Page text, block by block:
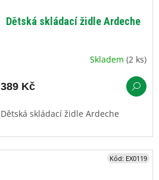
Dětská skládací židle Ardeche
Skladem (2 ks)
389 Kč
Dětská skládací židle Ardeche
Kód: EX0119